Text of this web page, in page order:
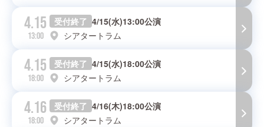
4.15
13:00
受付終了 4/15(水)13:00公演
シアタートラム
4.15
18:00
受付終了 4/15(水)18:00公演
シアタートラム
4.16
18:00
受付終了 4/16(木)18:00公演
シアタートラム